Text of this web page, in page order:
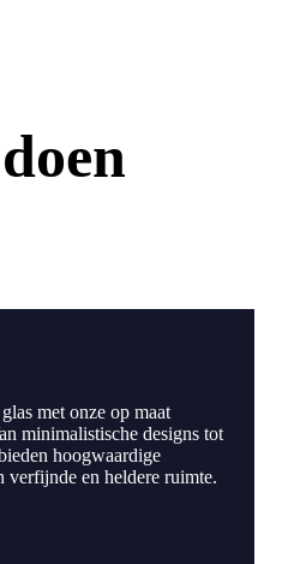
met onze op maat
minimalistische designs tot
hoogwaardige
verfijnde en heldere ruimte.